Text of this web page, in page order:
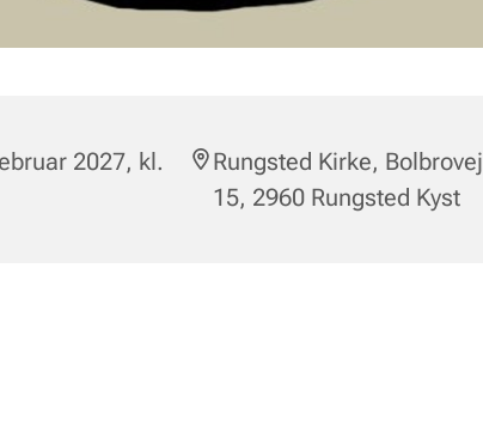
2027, kl.
Rungsted Kirke, Bolbrovej
15, 2960 Rungsted Kyst